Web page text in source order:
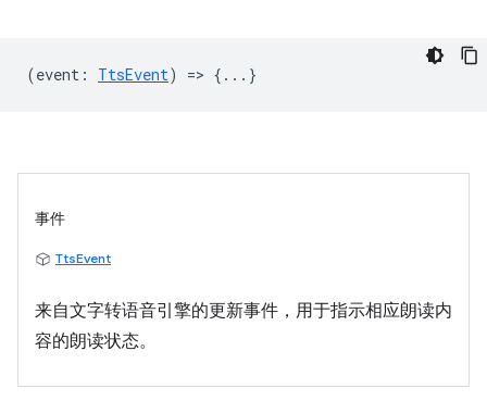
(event : TtsEvent) => {...}
事件
TtsEvent
来自文字转语音引擎的更新事件，用于指示相应朗读内
容的朗读状态。